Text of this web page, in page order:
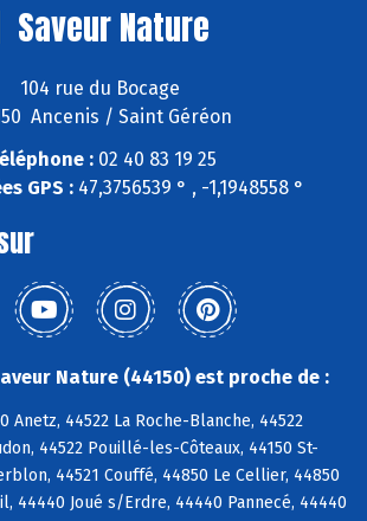
Saveur Nature
104 rue du Bocage
Ancenis / Saint Géréon
:02 40 83 19 25
GPS :47,3756539 ° , -1,1948558 °
Nature (44150) est proche de :
Anetz, 44522 La Roche-Blanche, 44522
44522 Pouillé-les-Côteaux, 44150 St-
44521 Couffé, 44850 Le Cellier, 44850
44440 Joué s/Erdre, 44440 Pannecé, 44440